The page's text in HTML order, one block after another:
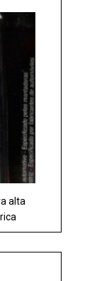
alta